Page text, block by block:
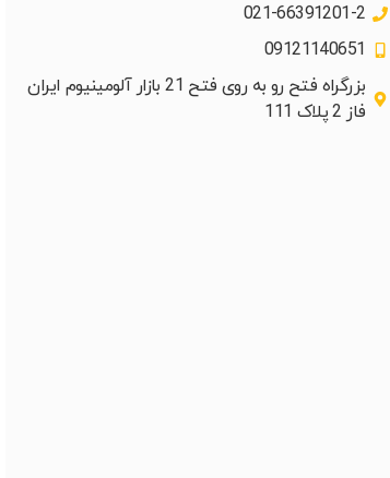
021-66391201-2
09121140651
بزرگراه فتح رو به روی فتح 21 بازار آلومینیوم ایران
فاز 2 پلاک 111